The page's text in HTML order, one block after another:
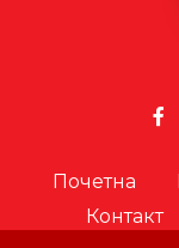
Почетна
Контакт